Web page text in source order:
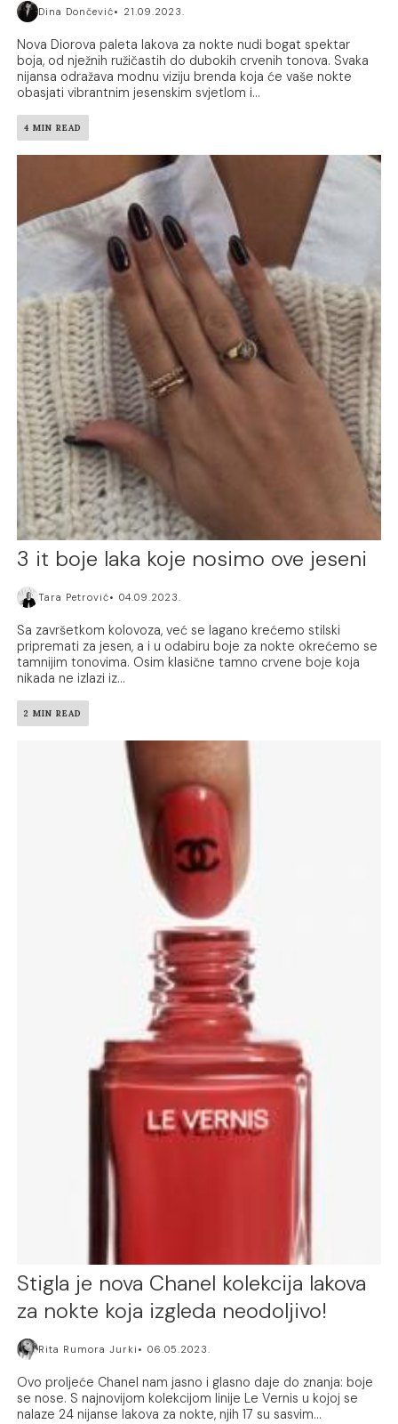
Dina Dončević 21.09.2023.
Nova Diorova paleta lakova za nokte nudi bogat spektar
boja, od nježnih ružičastih do dubokih crvenih tonova. Svaka
nijansa odražava modnu viziju brenda koja će vaše nokte
obasjati vibrantnim jesenskim svjetlom i...
4 MIN READ
3 it boje laka koje nosimo ove jeseni
Tara Petrović 04.09.2023.
Sa završetkom kolovoza, već se lagano krećemo stilski
pripremati za jesen, a i u odabiru boje za nokte okrećemo se
tamnijim tonovima. Osim klasične tamno crvene boje koja
nikada ne izlazi iz...
2 MIN READ
Stigla je nova Chanel kolekcija lakova
za nokte koja izgleda neodoljivo!
Rita Rumora Jurki 06.05.2023.
Ovo proljeće Chanel nam jasno i glasno daje do znanja: boje
se nose. S najnovijom kolekcijom linije Le Vernis u kojoj se
nalaze 24 nijanse lakova za nokte, njih 17 su sasvim...